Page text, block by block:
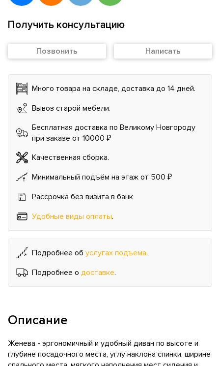
Получить консультацию
Позвонить Написать
Много товара на складе, доставка до 14 дней.
Вывоз старой мебели.
Бесплатная доставка по Великому Новгороду
при заказе от 10000 ₽
Качественная сборка.
Минимальный подъём на этаж от 500 ₽
Рассрочка без визита в банк
Удобные виды оплаты.
Подробнее об услугах подъема.
Подробнее о доставке.
Описание
Женева - эргономичный и удобный диван по высоте и
глубине посадочного места, углу наклона спинки, ширине